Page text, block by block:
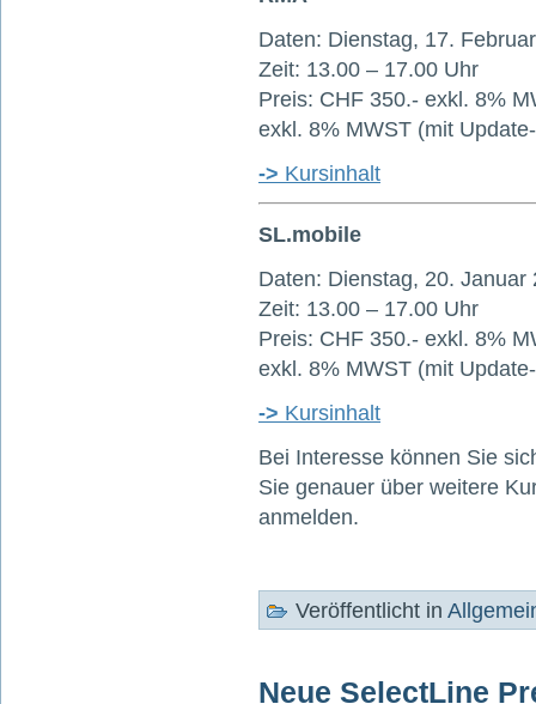
Daten: Dienstag, 17.
Zeit: 13.00 – 17.00 Uhr
Preis: CHF 350.- exkl. 8%
exkl. 8% MWST (mit
-> Kursinhalt
SL.mobile
Daten: Dienstag, 20.
Zeit: 13.00 – 17.00 Uhr
Preis: CHF 350.- exkl. 8%
exkl. 8% MWST (mit
-> Kursinhalt
Bei Interesse können Sie
Sie genauer über weitere
anmelden.
Veröffentlicht in
Neue SelectLine